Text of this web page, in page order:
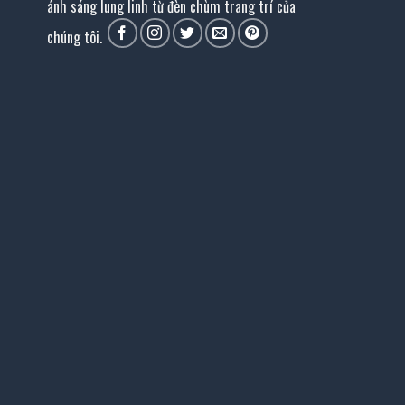
ánh sáng lung linh từ đèn chùm trang trí của
chúng tôi.